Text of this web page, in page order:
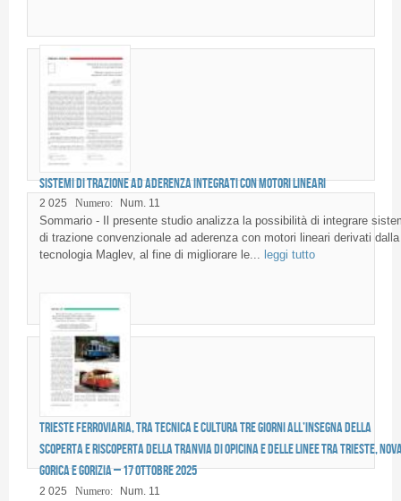
Sistemi di trazione ad aderenza integrati con motori lineari
2 025 Numero: Num. 11
Sommario - Il presente studio analizza la possibilità di integrare
di trazione convenzionale ad aderenza con motori lineari derivati dalla
tecnologia Maglev, al fine di migliorare le... leggi tutto
Trieste ferroviaria, tra tecnica e cultura Tre giorni all’insegna della
scoperta e riscoperta della tranvia di Opicina e delle linee tra Trieste,
Gorica e Gorizia – 17 ottobre 2025
2 025 Numero: Num. 11